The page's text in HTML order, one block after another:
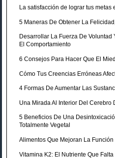
La satisfacción de lograr tus metas
5 Maneras De Obtener La
Desarrollar La Fuerza De Voluntad
El Comportamiento
6 Consejos Para Hacer Que El
Cómo Tus Creencias Erróneas
4 Formas De Aumentar Las
Una Mirada Al Interior Del Cerebro
5 Beneficios De Una
Totalmente Vegetal
Alimentos Que Mejoran La
Vitamina K2: El Nutriente Que